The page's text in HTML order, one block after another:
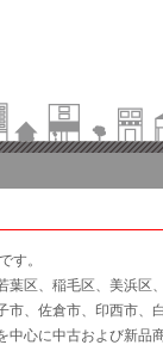
す。
区、稲毛区、美浜区
、佐倉市、印西市、
心に中古および新品